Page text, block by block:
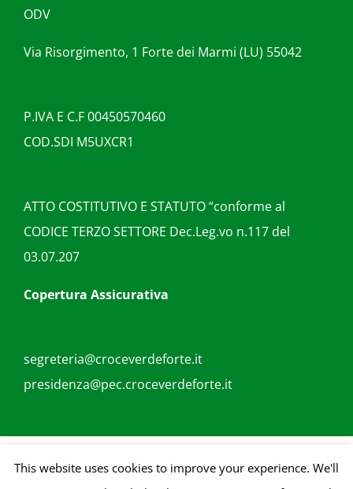
ODV
Via Risorgimento, 1 Forte dei Marmi (LU) 55042
P.IVA E C.F 00450570460
COD.SDI M5UXCR1
ATTO COSTITUTIVO E STATUTO “conforme al
CODICE TERZO SETTORE Dec.Leg.vo n.117 del
03.07.207
Copertura Assicurativa
segreteria@croceverdeforte.it
presidenza@pec.croceverdeforte.it
Copyright 2018 | All Rights Reserved | Credits |
This website uses cookies to improve your experience. We'll